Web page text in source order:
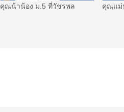
คุณน้าน้อง ม.5 ที่วัชรพล คุณแม่